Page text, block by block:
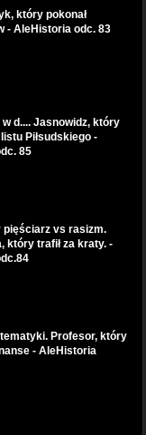
który pokonał
- AleHistoria odc. 83
w d.... Jasnowidz, który
Piłsudskiego -
85
pięściarz vs rasizm.
który trafił za kraty. -
Profesor, który
- AleHistoria